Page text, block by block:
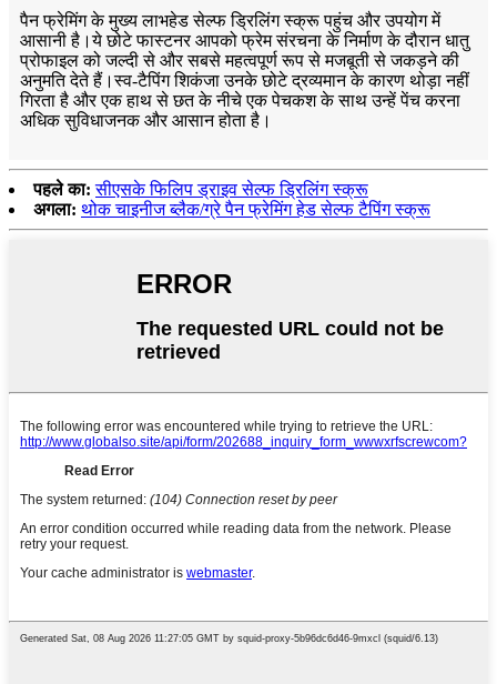
पैन फ्रेमिंग के मुख्य लाभहेड सेल्फ ड्रिलिंग स्क्रू पहुंच और उपयोग में
आसानी है।ये छोटे फास्टनर आपको फ्रेम संरचना के निर्माण के दौरान धातु
प्रोफाइल को जल्दी से और सबसे महत्वपूर्ण रूप से मजबूती से जकड़ने की
अनुमति देते हैं।स्व-टैपिंग शिकंजा उनके छोटे द्रव्यमान के कारण थोड़ा नहीं
गिरता है और एक हाथ से छत के नीचे एक पेचकश के साथ उन्हें पेंच करना
अधिक सुविधाजनक और आसान होता है।
पहले का: सीएसके फिलिप ड्राइव सेल्फ ड्रिलिंग स्क्रू
अगला: थोक चाइनीज ब्लैक/ग्रे पैन फ्रेमिंग हेड सेल्फ टैपिंग स्क्रू